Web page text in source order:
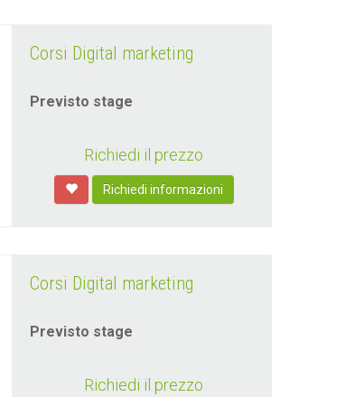
Corsi Digital marketing
Previsto stage
Richiedi il prezzo
Richiedi informazioni
Corsi Digital marketing
Previsto stage
Richiedi il prezzo